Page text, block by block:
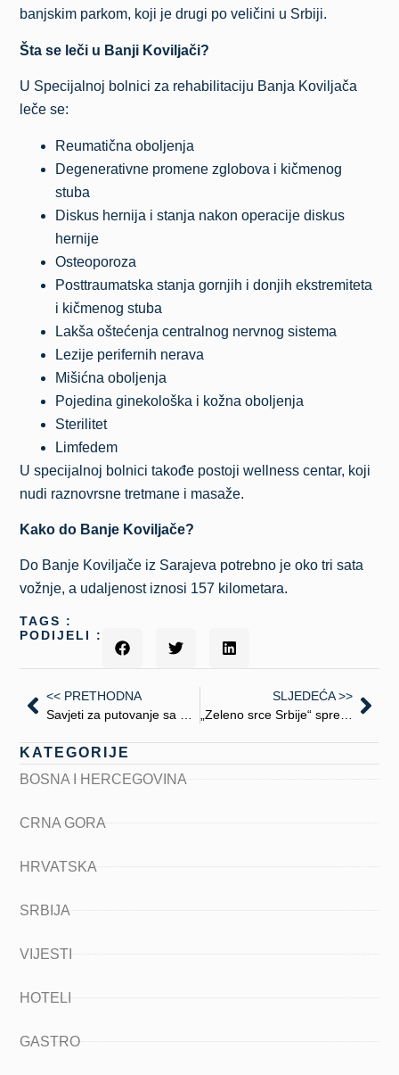
banjskim parkom, koji je drugi po veličini u Srbiji.
Šta se leči u Banji Koviljači?
U Specijalnoj bolnici za rehabilitaciju Banja Koviljača
leče se:
Reumatična oboljenja
Degenerativne promene zglobova i kičmenog
stuba
Diskus hernija i stanja nakon operacije diskus
hernije
Osteoporoza
Posttraumatska stanja gornjih i donjih ekstremiteta
i kičmenog stuba
Lakša oštećenja centralnog nervnog sistema
Lezije perifernih nerava
Mišićna oboljenja
Pojedina ginekološka i kožna oboljenja
Sterilitet
Limfedem
U specijalnoj bolnici takođe postoji wellness centar, koji
nudi raznovrsne tretmane i masaže.
Kako do Banje Koviljače?
Do Banje Koviljače iz Sarajeva potrebno je oko tri sata
vožnje, a udaljenost iznosi 157 kilometara.
TAGS :
PODIJELI :
<< PRETHODNA
SLJEDEĆA >>
„Zeleno srce Srbije“ spremno za ljetnju sezonu
KATEGORIJE
BOSNA I HERCEGOVINA
CRNA GORA
HRVATSKA
SRBIJA
VIJESTI
HOTELI
GASTRO